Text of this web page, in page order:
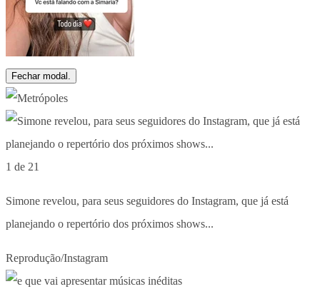
Fechar modal.
1 de 21
Simone revelou, para seus seguidores do Instagram, que já está
planejando o repertório dos próximos shows...
Reprodução/Instagram